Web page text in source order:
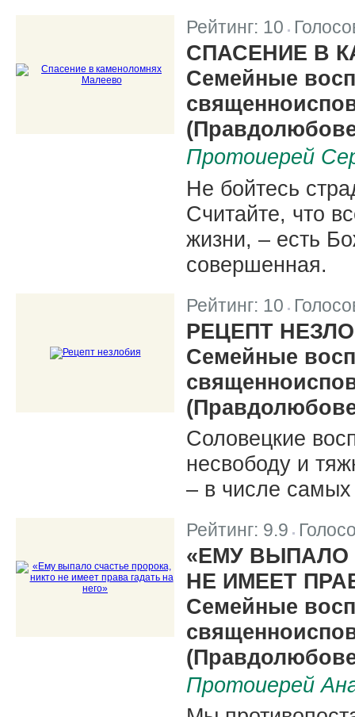
Рейтинг: 10
СПАСЕНИЕ В
Семейные
Протоиерей
Не бойтесь
Считайте, что
жизни, ‒ есть
совершенная.
Рейтинг: 10 |
РЕЦЕПТ
Семейные
Соловецкие
несвободу и
‒ в числе
Рейтинг: 9.9 |
«ЕМУ ВЫПАЛО
НЕ ИМЕЕТ
Семейные
Протоиерей